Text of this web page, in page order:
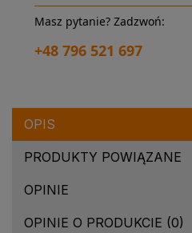
Masz pytanie? Zadzwoń:
+48 796 521 697
OPIS
PRODUKTY POWIĄZANE
OPINIE
OPINIE O PRODUKCIE (0)